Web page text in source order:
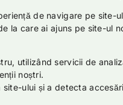
de navigare pe
la care ai ajuns pe site-
utilizând servicii de
noștri.
ului și a detecta